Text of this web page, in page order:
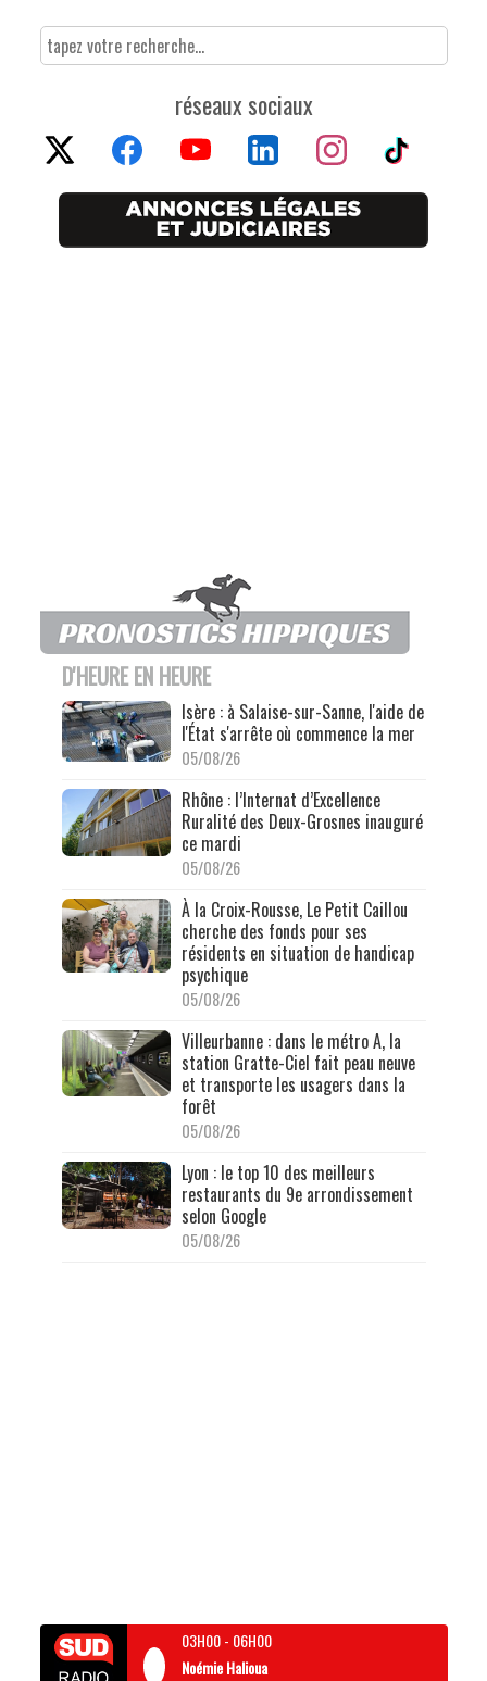
réseaux sociaux
D'HEURE EN HEURE
Isère : à Salaise-sur-Sanne, l'aide de
l'État s'arrête où commence la mer
05/08/26
Rhône : l’Internat d’Excellence
Ruralité des Deux-Grosnes inauguré
ce mardi
05/08/26
À la Croix-Rousse, Le Petit Caillou
cherche des fonds pour ses
résidents en situation de handicap
psychique
05/08/26
Villeurbanne : dans le métro A, la
station Gratte-Ciel fait peau neuve
et transporte les usagers dans la
forêt
05/08/26
Lyon : le top 10 des meilleurs
restaurants du 9e arrondissement
selon Google
05/08/26
03H00- 06H00
Noémie Halioua